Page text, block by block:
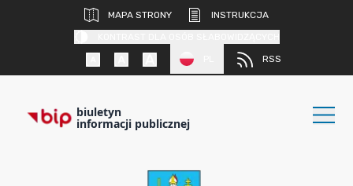
MAPA STRONY
INSTRUKCJA
RSS
biuletyn
informacji publicznej